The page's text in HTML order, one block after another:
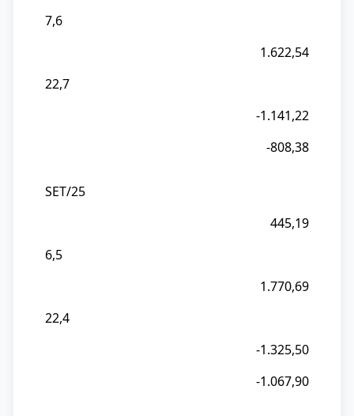
7,6
1.622,54
22,7
-1.141,22
-808,38
SET/25
445,19
6,5
1.770,69
22,4
-1.325,50
-1.067,90